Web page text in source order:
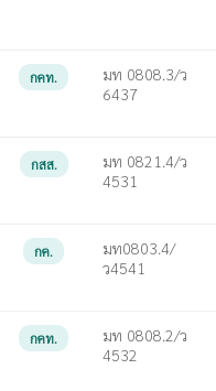
กคท.
มท 0808.3/ว
6437
กสส.
มท 0821.4/ว
4531
กค.
มท0803.4/
ว4541
กคท.
มท 0808.2/ว
4532